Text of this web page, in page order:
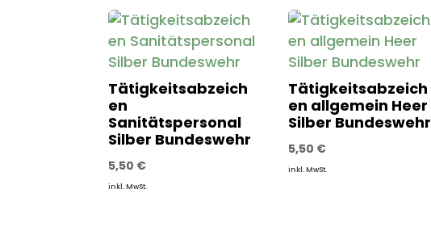
Tätigkeitsabzeich
en
Sanitätspersonal
Silber Bundeswehr
5,50 €
inkl. MwSt.
Tätigkeitsabzeich
en allgemein Heer
Silber Bundeswehr
5,50 €
inkl. MwSt.